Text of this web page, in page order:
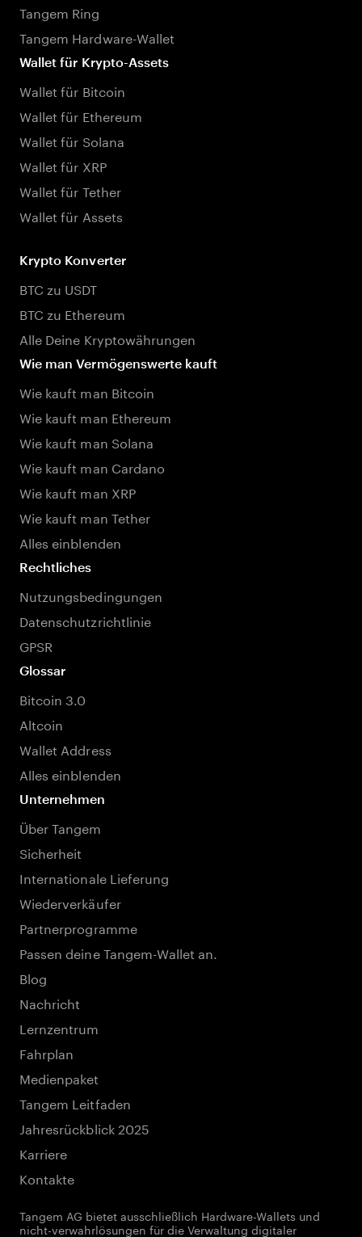
Tangem Ring
Tangem Hardware-Wallet
Wallet für Krypto-Assets
Wallet für Bitcoin
Wallet für Ethereum
Wallet für Solana
Wallet für XRP
Wallet für Tether
Wallet für Assets
Krypto Konverter
BTC zu USDT
BTC zu Ethereum
Alle Deine Kryptowährungen
Wie man Vermögenswerte kauft
Wie kauft man Bitcoin
Wie kauft man Ethereum
Wie kauft man Solana
Wie kauft man Cardano
Wie kauft man XRP
Wie kauft man Tether
Alles einblenden
Rechtliches
Nutzungsbedingungen
Datenschutzrichtlinie
GPSR
Glossar
Bitcoin 3.0
Altcoin
Wallet Address
Alles einblenden
Unternehmen
Über Tangem
Sicherheit
Internationale Lieferung
Wiederverkäufer
Partnerprogramme
Passen deine Tangem-Wallet an.
Blog
Nachricht
Lernzentrum
Fahrplan
Medienpaket
Tangem Leitfaden
Jahresrückblick 2025
Karriere
Kontakte
Tangem AG bietet ausschließlich Hardware-Wallets und
nicht-verwahrlösungen für die Verwaltung digitaler